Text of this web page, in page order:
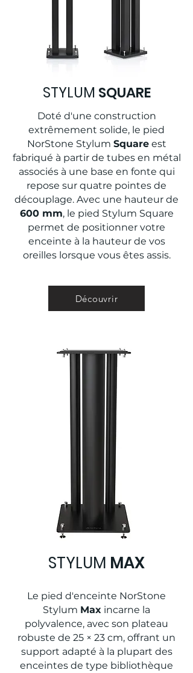
STYLUM SQUARE
Doté d'une construction
extrêmement solide, le pied
NorStone Stylum Squareest
fabriqué à partir de tubes en métal
associés à une base en fonte qui
repose sur quatre pointes de
découplage. Avec une hauteur de
600 mm, le pied Stylum Square
permet de positionner votre
enceinte à la hauteur de vos
oreilles lorsque vous êtes assis.
Découvrir
STYLUM MAX
Le pied d'enceinte NorStone
Stylum Max incarne la
polyvalence, avec son plateau
robuste de 25 × 23 cm, offrant un
support adapté à la plupart des
enceintes de type bibliothèque